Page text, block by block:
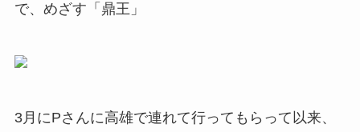
で、めざす「鼎王」
3月にPさんに高雄で連れて行ってもらって以来、